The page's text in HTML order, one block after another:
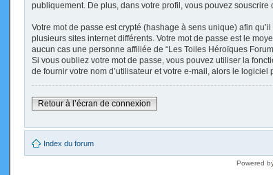
publiquement. De plus, dans votre profil, vous pouvez
Votre mot de passe est crypté (hashage à sens unique) afin
plusieurs sites internet différents. Votre mot de passe est le
aucun cas une personne affiliée de “Les Toiles Héroïques
Si vous oubliez votre mot de passe, vous pouvez utiliser la
de fournir votre nom d’utilisateur et votre e-mail, alors le
Retour à l’écran de connexion
Index du forum
Powered